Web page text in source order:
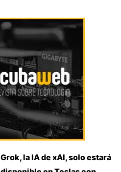
Grok, la IA de xAI, solo estará